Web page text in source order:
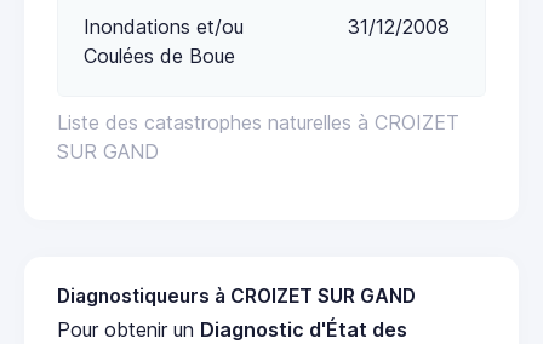
Liste des catastrophes naturelles à CROIZET
SUR GAND
Inondations et/ou
Coulées de Boue
31/12/2008
Diagnostiqueurs à CROIZET SUR GAND
Pour obtenir un Diagnostic d'État des